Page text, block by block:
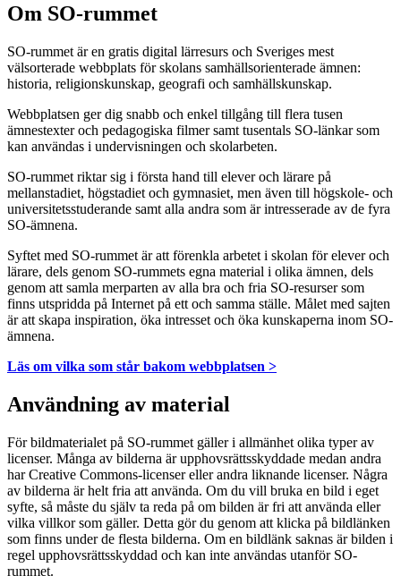
Om SO-rummet
SO-rummet är en gratis digital lärresurs och Sveriges mest
välsorterade webbplats för skolans samhällsorienterade ämnen:
historia, religionskunskap, geografi och samhällskunskap.
Webbplatsen ger dig snabb och enkel tillgång till flera tusen
ämnestexter och pedagogiska filmer samt tusentals SO-länkar som
kan användas i undervisningen och skolarbeten.
SO-rummet riktar sig i första hand till elever och lärare på
mellanstadiet, högstadiet och gymnasiet, men även till högskole- och
universitetsstuderande samt alla andra som är intresserade av de fyra
SO-ämnena.
Syftet med SO-rummet är att förenkla arbetet i skolan för elever och
lärare, dels genom SO-rummets egna material i olika ämnen, dels
genom att samla merparten av alla bra och fria SO-resurser som
finns utspridda på Internet på ett och samma ställe. Målet med sajten
är att skapa inspiration, öka intresset och öka kunskaperna inom SO-
ämnena.
Läs om vilka som står bakom webbplatsen >
Användning av material
För bildmaterialet på SO-rummet gäller i allmänhet olika typer av
licenser. Många av bilderna är upphovsrättsskyddade medan andra
har Creative Commons-licenser eller andra liknande licenser. Några
av bilderna är helt fria att använda. Om du vill bruka en bild i eget
syfte, så måste du själv ta reda på om bilden är fri att använda eller
vilka villkor som gäller. Detta gör du genom att klicka på bildlänken
som finns under de flesta bilderna. Om en bildlänk saknas är bilden i
regel upphovsrättsskyddad och kan inte användas utanför SO-
rummet.